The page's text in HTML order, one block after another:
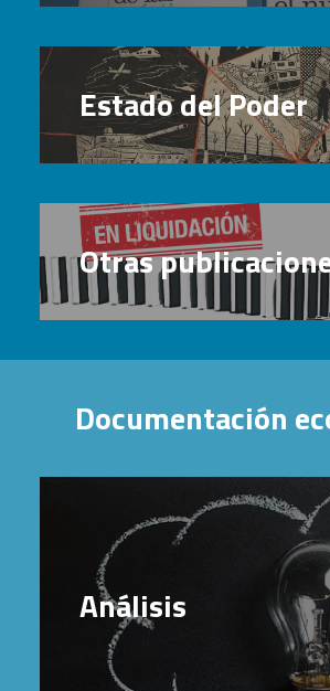
Estado del Poder
Otras
Documentación
Análisis